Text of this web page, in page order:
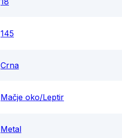
145
Crna
Mačje oko/Leptir
Metal